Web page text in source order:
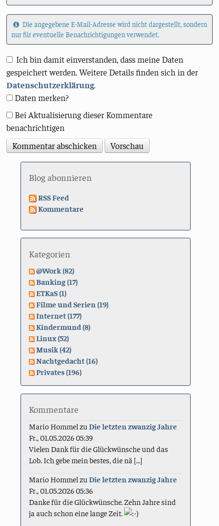
Die angegebene E-Mail-Adresse wird nicht dargestellt, sondern
nur für eventuelle Benachrichtigungen verwendet.
Ich bin damit einverstanden, dass meine Daten
gespeichert werden. Weitere Details finden sich in der
Datenschutzerklärung.
Daten merken?
Bei Aktualisierung dieser Kommentare
benachrichtigen
Blog abonnieren
RSS Feed
Kommentare
Kategorien
@Work (82)
Banking (17)
ETKaS (1)
Filme und Serien (19)
Internet (177)
Kindermund (8)
Linux (52)
Musik (42)
Nachtgedacht (16)
Privates (196)
Kommentare
Mario Hommel zuDie letzten zwanzig Jahre
Fr., 01.05.2026 05:39
Vielen Dank für die Glückwünsche und das
Lob. Ich gebe mein bestes, die nä [...]
Mario Hommel zuDie letzten zwanzig Jahre
Fr., 01.05.2026 05:36
Danke für die Glückwünsche. Zehn Jahre sind
ja auch schon eine lange Zeit.